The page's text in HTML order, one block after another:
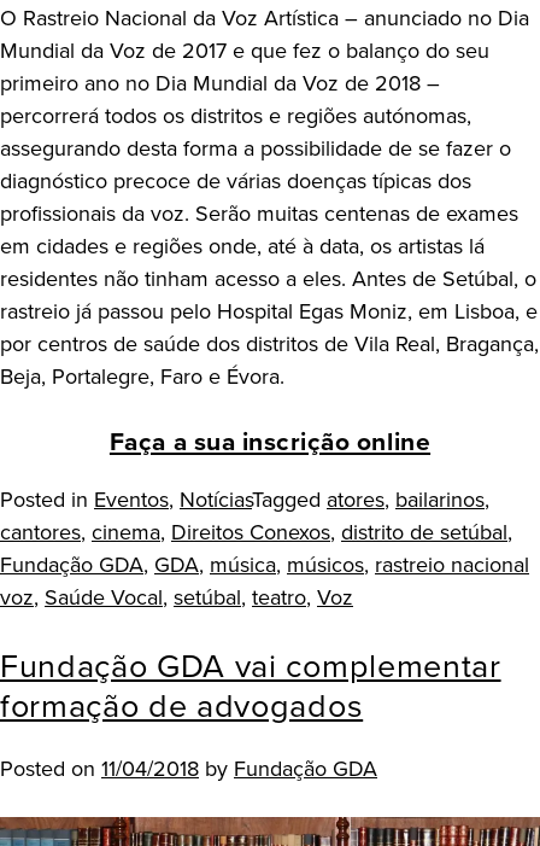
O Rastreio Nacional da Voz Artística – anunciado no Dia
Mundial da Voz de 2017 e que fez o balanço do seu
primeiro ano no Dia Mundial da Voz de 2018 –
percorrerá todos os distritos e regiões autónomas,
assegurando desta forma a possibilidade de se fazer o
diagnóstico precoce de várias doenças típicas dos
profissionais da voz. Serão muitas centenas de exames
em cidades e regiões onde, até à data, os artistas lá
residentes não tinham acesso a eles. Antes de Setúbal, o
rastreio já passou pelo Hospital Egas Moniz, em Lisboa, e
por centros de saúde dos distritos de Vila Real, Bragança,
Beja, Portalegre, Faro e Évora.
Faça a sua inscrição online
Posted in Eventos, NotíciasTagged atores, bailarinos,
cantores, cinema, Direitos Conexos, distrito de setúbal,
Fundação GDA, GDA, música, músicos, rastreio nacional
voz, Saúde Vocal, setúbal, teatro, Voz
Fundação GDA vai complementar
formação de advogados
Posted on 11/04/2018 by Fundação GDA